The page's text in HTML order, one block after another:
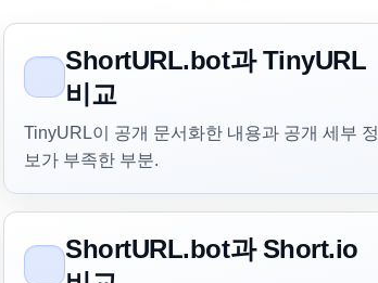
ShortURL.bot과 TinyURL
비교
TinyURL이 공개 문서화한 내용과 공개 세부 정
보가 부족한 부분.
ShortURL.bot과 Short.io